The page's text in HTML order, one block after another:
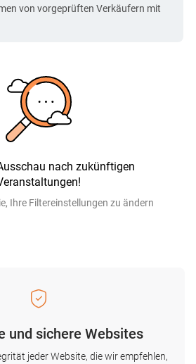
von vorgeprüften Verkäufern mit
nach zukünftigen
Ihre Filtereinstellungen zu ändern
und sichere Websites
jeder Website, die wir empfehlen,